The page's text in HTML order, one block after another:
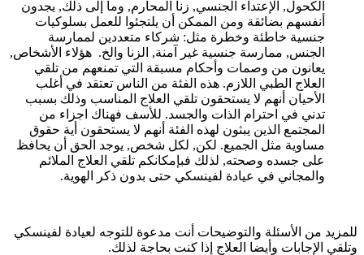
الكحول, الإعتداء الجنسي, زنا المحارم, وما إلى ذلك, يجدون
أنفسهم بضائقة ومن الممكن أن يلتجئوا للعمل بسلوكيات
جنسية خاطئة وخطرة مثل: شركاء متعددين لممارسة
الجنس, ممارسة جنسية غير آمنة, الزنا والخ. هؤلاء الأشخاص,
يعانون من وصمات وأحكام مسبقة التي تمنعهم من تلقي
العلاج الطبي اللازم. هذه الفئة من الناس تعتقد في أغلب
الأحيان أنهم لا يستحقون تلقي العلاج المناسب وذلك بسبب
تدني في احترام الذات والجسد. للأسف فهناك اجزاء من
المجتمع الذين يبثون لهذه الفئة أنهم لا يستحقون أية حقوق
مساوية مثل الجميع. لكن, لكل شخص, يوجد الحق أن يحافظ
على جسده وصحته, لذلك فبإمكانكم تلقي العلاج الملائم
والمجاني في عيادة لفينسكي حتى بدون ذكر الهوية.
للمزيد من الأسئلة والتوضيحات أنت مدعوة للتوجه لعيادة لفينسكي
وتلقي الإجابات وأيضا العلاج إذا كنت بحاجة لذلك.